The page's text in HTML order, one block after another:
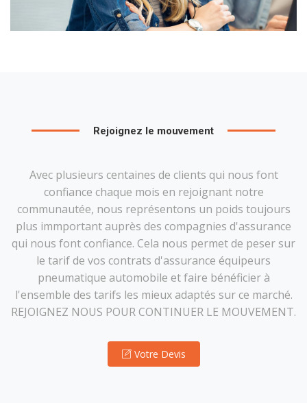
Rejoignez le mouvement
Avec plusieurs centaines de clients qui nous font
confiance chaque mois en rejoignant notre
communautée, nous représentons un poids toujours
plus immportant auprès des compagnies d'assurance
qui nous font confiance. Cela nous permet de peser sur
le tarif de vos contrats d'assurance équipeurs
pneumatique automobile et faire bénéficier à
l'ensemble des tarifs les mieux adaptés sur ce marché.
REJOIGNEZ NOUS POUR CONTINUER LE MOUVEMENT.
Votre Devis